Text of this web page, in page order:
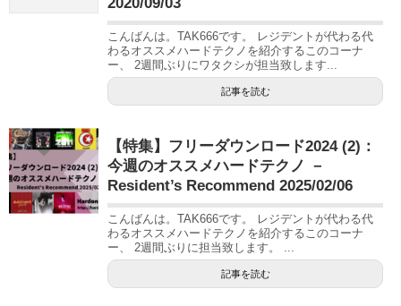
こんばんは。TAK666です。 レジデントが代わる代
わるオススメハードテクノを紹介するこのコーナ
ー、 2週間ぶりにワタクシが担当致します...
記事を読む
【特集】フリーダウンロード2024 (2)：
今週のオススメハードテクノ －
Resident’s Recommend 2025/02/06
こんばんは。TAK666です。 レジデントが代わる代
わるオススメハードテクノを紹介するこのコーナ
ー、 2週間ぶりに担当致します。 ...
記事を読む